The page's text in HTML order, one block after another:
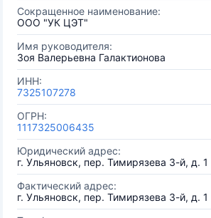
Сокращенное наименование:
ООО "УК ЦЭТ"
Имя руководителя:
Зоя Валерьевна Галактионова
ИНН:
7325107278
ОГРН:
1117325006435
Юридический адрес:
г. Ульяновск, пер. Тимирязева 3-й, д. 1
Фактический адрес:
г. Ульяновск, пер. Тимирязева 3-й, д. 1